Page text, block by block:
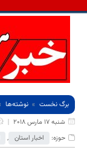
برگ نخست نوشته‌ها
شنبه 17 مارس 2018
حوزه:
اخبار استان ,